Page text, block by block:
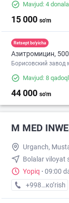
Mavjud: 4
15 000 so'm
Retsept bo'yicha
Азитромицин,
Борисовский завод
Mavjud: 8
44 000 so'm
M MED
Urganch,
Bolalar viloyat
Yopiq · 09:00
+998 (99)кo’rish